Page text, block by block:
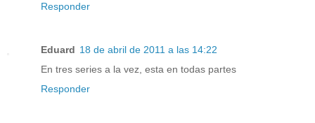
Responder
Eduard 18 de abril de 2011 a las 14:22
En tres series a la vez, esta en todas partes
Responder